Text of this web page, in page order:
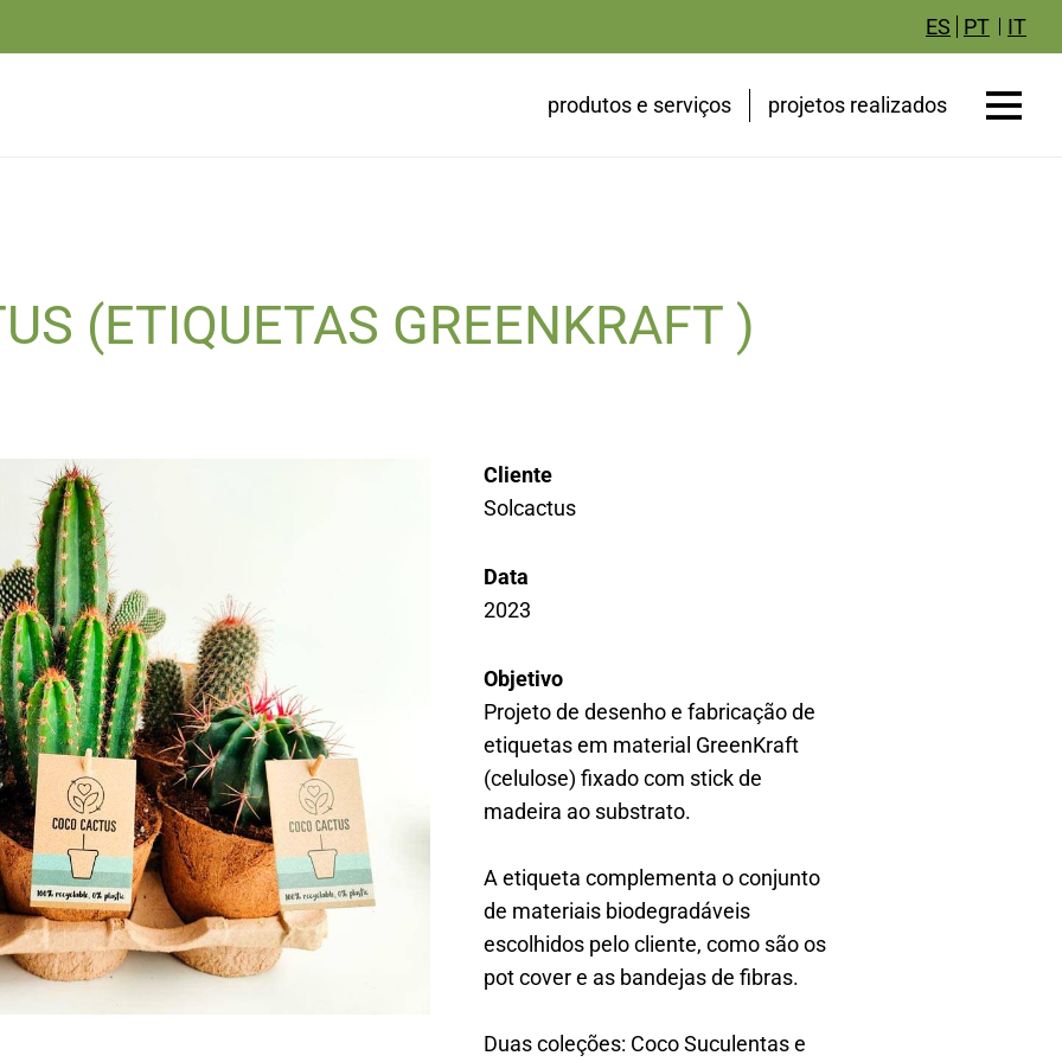
ES PT IT
produtos e serviços projetos realizados
(ETIQUETAS GREENKRAFT )
Cliente
Solcactus
Data
2023
Objetivo
Projeto de desenho e fabricação de
etiquetas em material GreenKraft
(celulose) fixado com stick de
madeira ao substrato.
A etiqueta complementa o conjunto
de materiais biodegradáveis
escolhidos pelo cliente, como são os
pot cover e as bandejas de fibras.
Duas coleções: Coco Suculentas e